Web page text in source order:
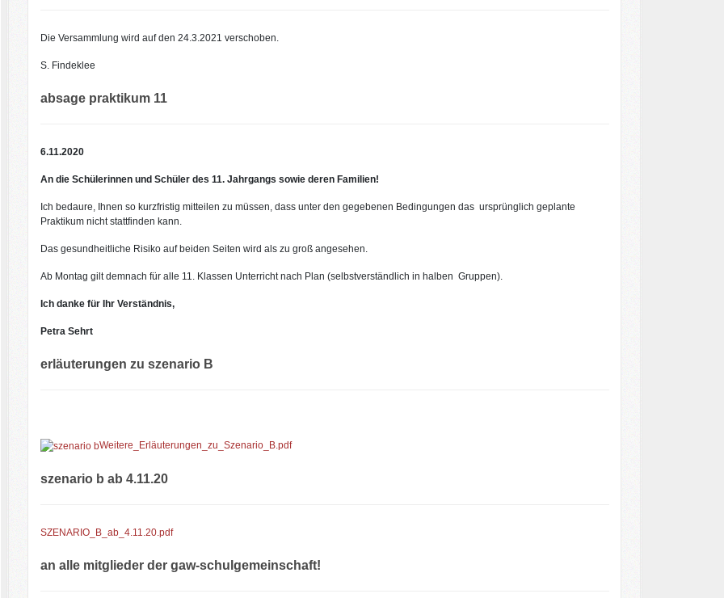
Die Versammlung wird auf den 24.3.2021 verschoben.
S. Findeklee
absage praktikum 11
6.11.2020
An die Schülerinnen und Schüler des 11. Jahrgangs sowie deren Familien!
Ich bedaure, Ihnen so kurzfristig mitteilen zu müssen, dass unter den gegebenen Bedingungen das ursprünglich geplante
Praktikum nicht stattfinden kann.
Das gesundheitliche Risiko auf beiden Seiten wird als zu groß angesehen.
Ab Montag gilt demnach für alle 11. Klassen Unterricht nach Plan (selbstverständlich in halben Gruppen).
Ich danke für Ihr Verständnis,
Petra Sehrt
erläuterungen zu szenario B
Weitere_Erläuterungen_zu_Szenario_B.pdf
szenario b ab 4.11.20
SZENARIO_B_ab_4.11.20.pdf
an alle mitglieder der gaw-schulgemeinschaft!